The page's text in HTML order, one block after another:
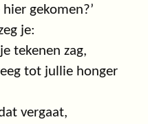
gekomen?’
je:
tekenen zag,
tot jullie honger
vergaat,